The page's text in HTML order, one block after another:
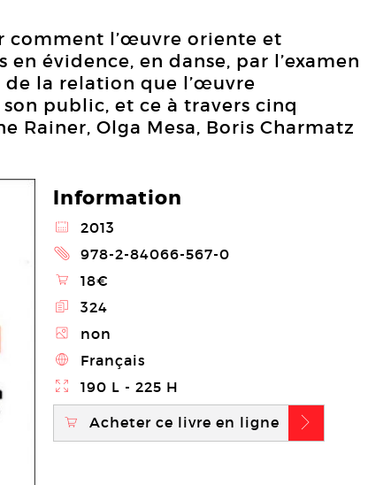
comment l’œuvre oriente et
évidence, en danse, par l’examen
la relation que l’œuvre
public, et ce à travers cinq
Rainer, Olga Mesa, Boris Charmatz
Information
@ 2013
2 978-2-84066-567-0
\ 18€
E 324
Z non
4 Français
} 190 L - 225 H
\ Acheter ce livre en ligne b